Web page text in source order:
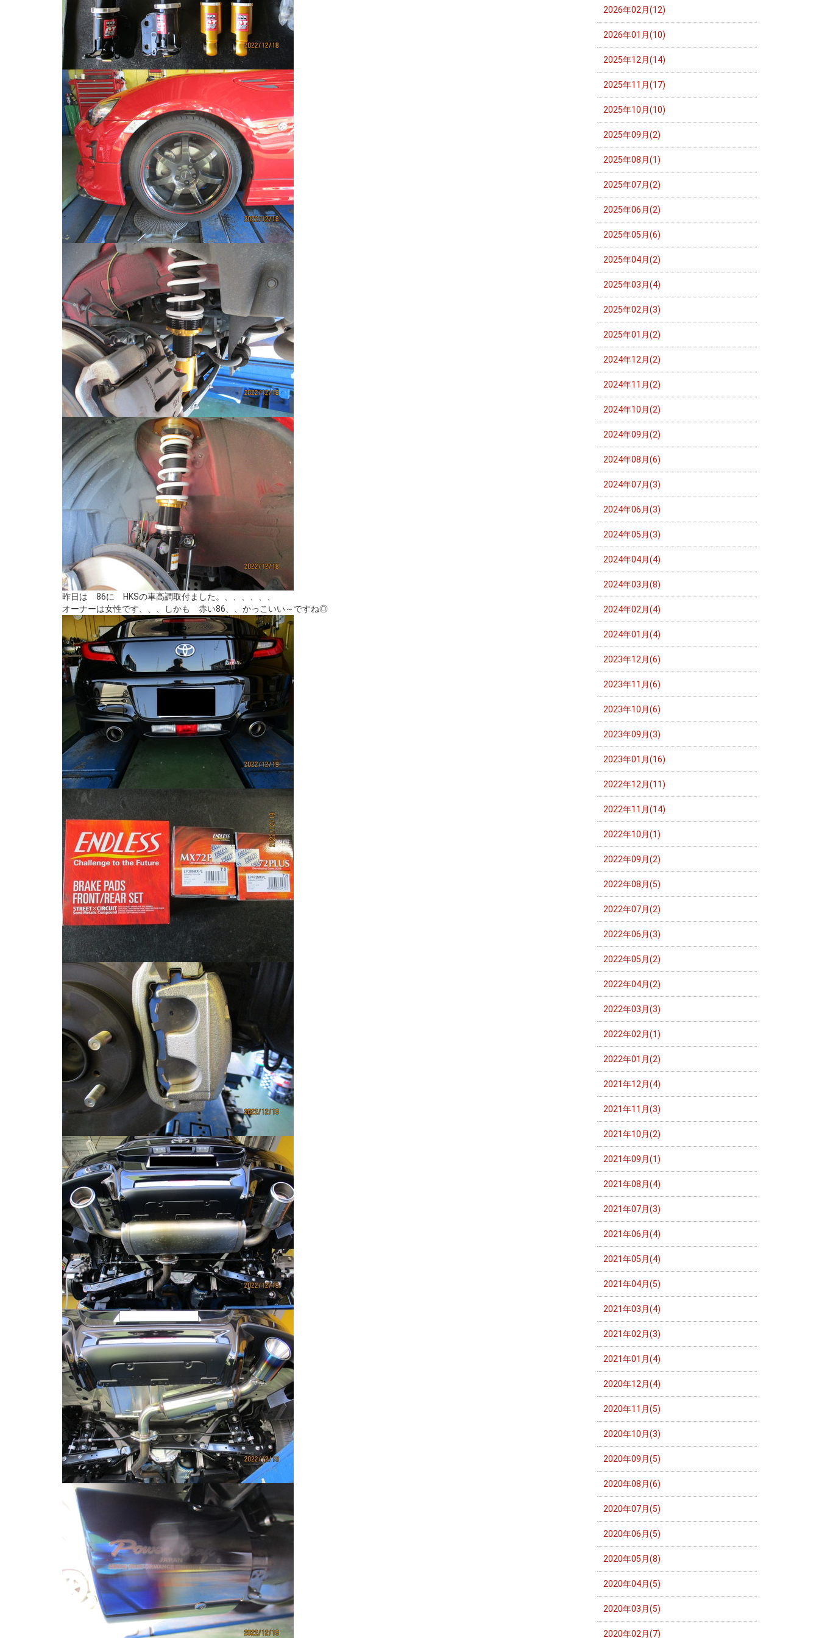
昨日は 86に HKSの車高調取付ました。、、、、、、
オーナーは女性です、、、しかも 赤い86、、かっこいい～ですね◎
2026年02月(12)
2026年01月(10)
2025年12月(14)
2025年11月(17)
2025年10月(10)
2025年09月(2)
2025年08月(1)
2025年07月(2)
2025年06月(2)
2025年05月(6)
2025年04月(2)
2025年03月(4)
2025年02月(3)
2025年01月(2)
2024年12月(2)
2024年11月(2)
2024年10月(2)
2024年09月(2)
2024年08月(6)
2024年07月(3)
2024年06月(3)
2024年05月(3)
2024年04月(4)
2024年03月(8)
2024年02月(4)
2024年01月(4)
2023年12月(6)
2023年11月(6)
2023年10月(6)
2023年09月(3)
2023年01月(16)
2022年12月(11)
2022年11月(14)
2022年10月(1)
2022年09月(2)
2022年08月(5)
2022年07月(2)
2022年06月(3)
2022年05月(2)
2022年04月(2)
2022年03月(3)
2022年02月(1)
2022年01月(2)
2021年12月(4)
2021年11月(3)
2021年10月(2)
2021年09月(1)
2021年08月(4)
2021年07月(3)
2021年06月(4)
2021年05月(4)
2021年04月(5)
2021年03月(4)
2021年02月(3)
2021年01月(4)
2020年12月(4)
2020年11月(5)
2020年10月(3)
2020年09月(5)
2020年08月(6)
2020年07月(5)
2020年06月(5)
2020年05月(8)
2020年04月(5)
2020年03月(5)
2020年02月(7)